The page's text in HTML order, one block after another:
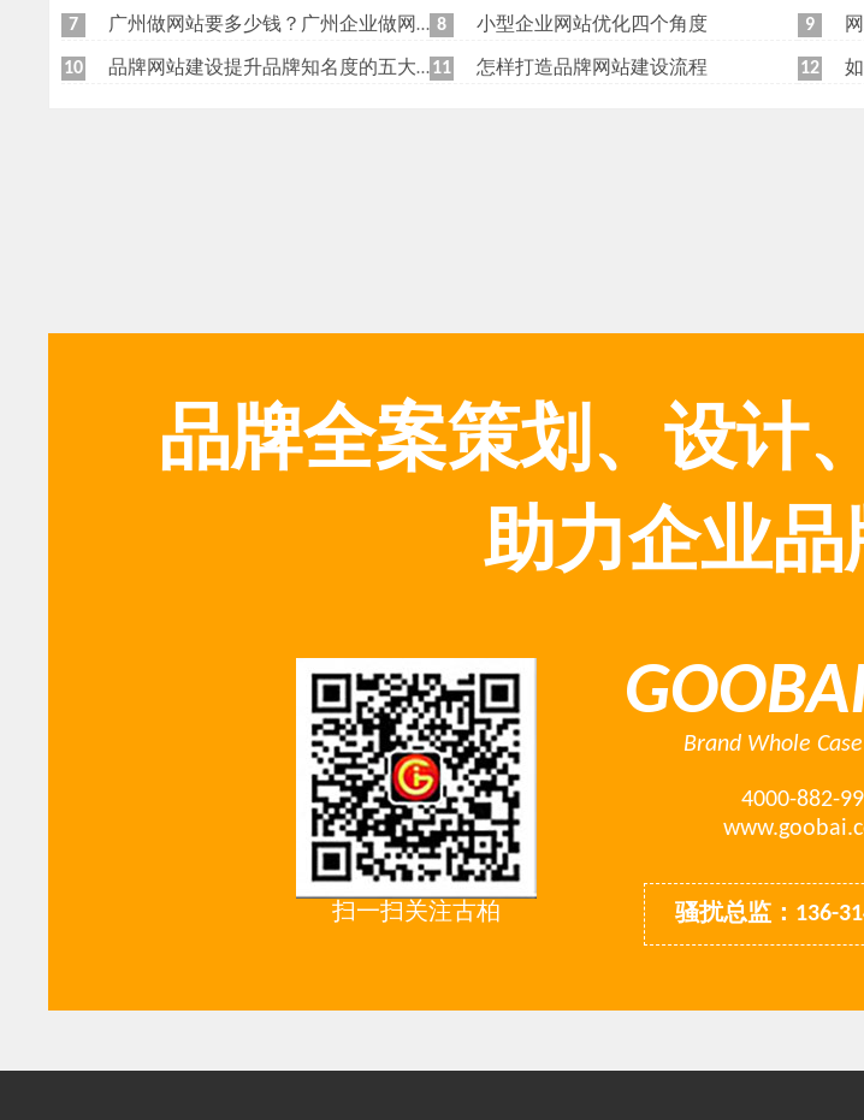
7 广州做网站要多少钱？广州企业做网站要找谁？ 8 小型企业网站优化四个角度 9
10 品牌网站建设提升品牌知名度的五大原则 11 怎样打造品牌网站建设流程 12
品牌全案策划、设计
助力企业品
扫一扫关注古柏
Brand Whole
4000-882-
骚扰总监：136-